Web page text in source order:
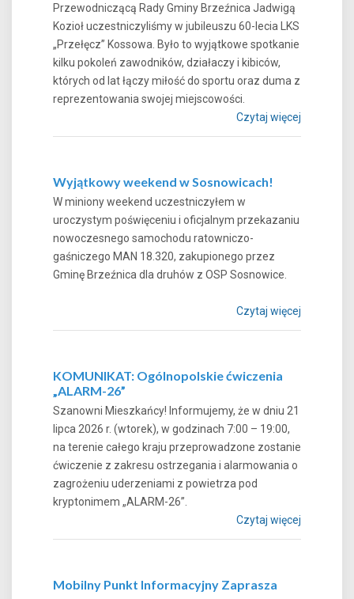
Przewodniczącą Rady Gminy Brzeźnica Jadwigą
Kozioł uczestniczyliśmy w jubileuszu 60-lecia LKS
„Przełęcz” Kossowa. Było to wyjątkowe spotkanie
kilku pokoleń zawodników, działaczy i kibiców,
których od lat łączy miłość do sportu oraz duma z
reprezentowania swojej miejscowości.
Czytaj więcej
Wyjątkowy weekend w Sosnowicach!
W miniony weekend uczestniczyłem w
uroczystym poświęceniu i oficjalnym przekazaniu
nowoczesnego samochodu ratowniczo-
gaśniczego MAN 18.320, zakupionego przez
Gminę Brzeźnica dla druhów z OSP Sosnowice.
Czytaj więcej
KOMUNIKAT: Ogólnopolskie ćwiczenia
„ALARM-26”
Szanowni Mieszkańcy! Informujemy, że w dniu 21
lipca 2026 r. (wtorek), w godzinach 7:00 – 19:00,
na terenie całego kraju przeprowadzone zostanie
ćwiczenie z zakresu ostrzegania i alarmowania o
zagrożeniu uderzeniami z powietrza pod
kryptonimem „ALARM-26”.
Czytaj więcej
Mobilny Punkt Informacyjny Zaprasza